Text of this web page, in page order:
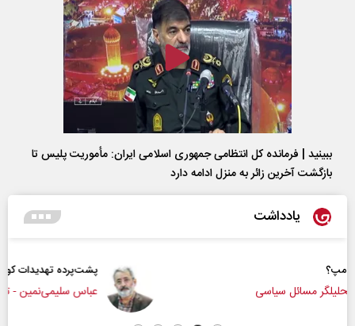
ببینید | فرمانده کل انتظامی جمهوری اسلامی ایران­: مأموریت پلیس تا
بازگشت آخرین زائر به منزل ادامه دارد
یادداشت
پشت‌پرده تهدیدات کوتاه‏‌مدت و ادعا‌های خلاف واقع
عباس سلیمی‌نمین - تحلیلگر مسائل سیاسی